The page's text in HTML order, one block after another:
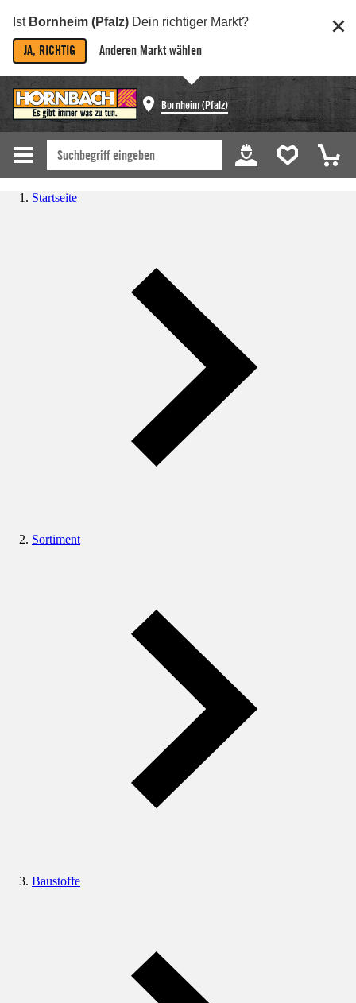
Ist Bornheim (Pfalz) Dein richtiger Markt?
JA, RICHTIG Anderen Markt wählen
Bornheim (Pfalz)
Startseite
Sortiment
Baustoffe